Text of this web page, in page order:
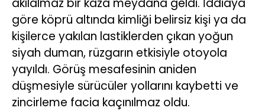
akılalmaz bir kaza meydana geldi. İddiaya
göre köprü altında kimliği belirsiz kişi ya da
kişilerce yakılan lastiklerden çıkan yoğun
siyah duman, rüzgarın etkisiyle otoyola
yayıldı. Görüş mesafesinin aniden
düşmesiyle sürücüler yollarını kaybetti ve
zincirleme facia kaçınılmaz oldu.